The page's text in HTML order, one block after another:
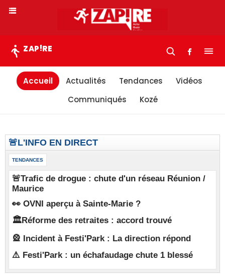
ZAP!RE
Accueil Actualités Tendances
Vidéos
Communiqués
Kozé
🚨L'INFO EN DIRECT
TENDANCES
🚨Trafic de drogue : chute d'un réseau Réunion /
Maurice
👀 OVNI aperçu à Sainte-Marie ?
🏛️Réforme des retraites : accord trouvé
🎡 Incident à Festi'Park : La direction répond
⚠️ Festi'Park : un échafaudage chute 1 blessé